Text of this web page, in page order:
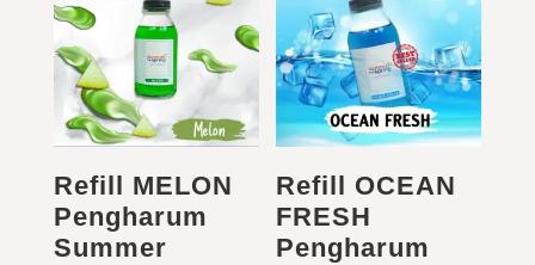
Refill MELON
Pengharum
Summer
Refill OCEAN
FRESH
Pengharum